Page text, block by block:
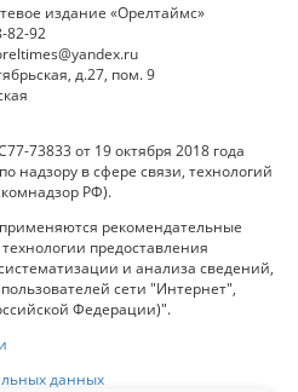
издание «Орелтаймс»
82-92
д.27, пом. 9
73833 от 19 октября 2018 года
надзору в сфере связи, технологий
РФ).
рекомендательные
предоставления
и анализа сведений,
сети "Интернет",
Федерации)".
данных